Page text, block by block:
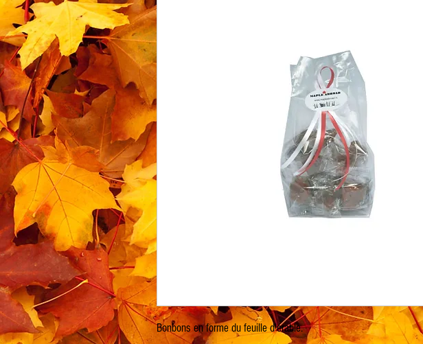
Bonbons en forme du feuille d'érable.